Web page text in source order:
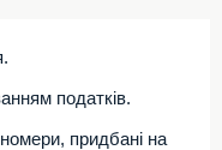
податків.
номери, придбані на